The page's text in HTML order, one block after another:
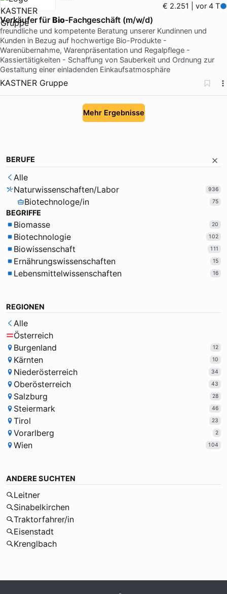
€ 2.251 | vor 4 T
Verkäufer für Bio-Fachgeschäft (m/w/d)
freundliche und kompetente Beratung unserer Kundinnen und
Kunden in Bezug auf hochwertige Bio-Produkte -
Warenübernahme, Warenpräsentation und Regalpflege -
Kassiertätigkeiten - Schaffung von Sauberkeit und Ordnung zur
Gestaltung einer einladenden Einkaufsatmosphäre
KASTNER Gruppe
Mehr Ergebnisse
BERUFE
Alle
Naturwissenschaften/Labor
936
Biotechnologe/in 75
BEGRIFFE
Biomasse 20
Biotechnologie 102
Biowissenschaft 111
Ernährungswissenschaften 15
Lebensmittelwissenschaften 16
REGIONEN
Alle
Österreich
Burgenland
12
Kärnten 10
Niederösterreich 34
Oberösterreich 43
Salzburg 28
Steiermark 46
Tirol 23
Vorarlberg 2
Wien 104
ANDERE SUCHTEN
Leitner
Sinabelkirchen
Traktorfahrer/in
Eisenstadt
Krenglbach